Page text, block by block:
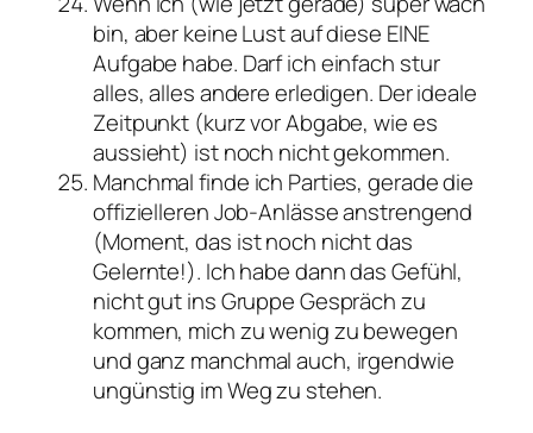
bin, aber keine Lust auf diese EINE
Aufgabe habe. Darf ich einfach stur
alles, alles andere erledigen. Der ideale
Zeitpunkt (kurz vor Abgabe, wie es
aussieht) ist noch nicht gekommen.
Manchmal finde ich Parties, gerade die
offizielleren Job-Anlässe anstrengend
(Moment, das ist noch nicht das
Gelernte!). Ich habe dann das Gefühl,
nicht gut ins Gruppe Gespräch zu
kommen, mich zu wenig zu bewegen
und ganz manchmal auch, irgendwie
ungünstig im Weg zu stehen.